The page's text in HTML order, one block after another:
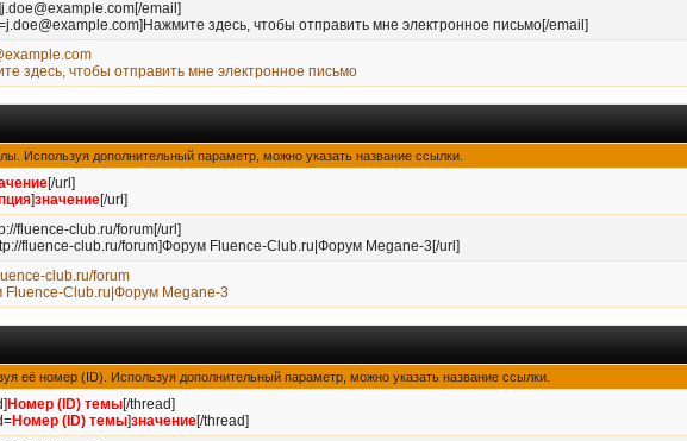
email]
здесь, чтобы отправить мне электронное письмо[/email]
здесь, чтобы отправить мне электронное письмо
Используя дополнительный параметр, можно указать название ссылки.
[/url]
]значение[/url]
fluence-club.ru/forum[/url]
fluence-club.ru/forum]Форум Fluence-Club.ru|Форум Megane-3[/url]
club.ru/forum
Fluence-Club.ru|Форум Megane-3
её номер (ID). Используя дополнительный параметр, можно указать название ссылки.
Номер (ID) темы[/thread]
Номер (ID) темы]значение[/thread]